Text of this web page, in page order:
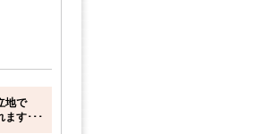
地で
ます･･･